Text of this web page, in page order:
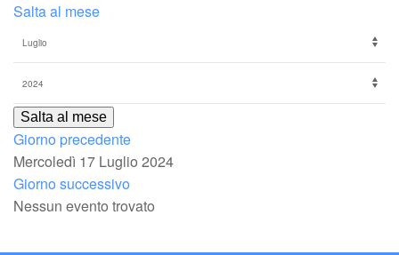
Salta al mese
Salta al mese
Giorno precedente
Mercoledì 17 Luglio 2024
Giorno successivo
Nessun evento trovato